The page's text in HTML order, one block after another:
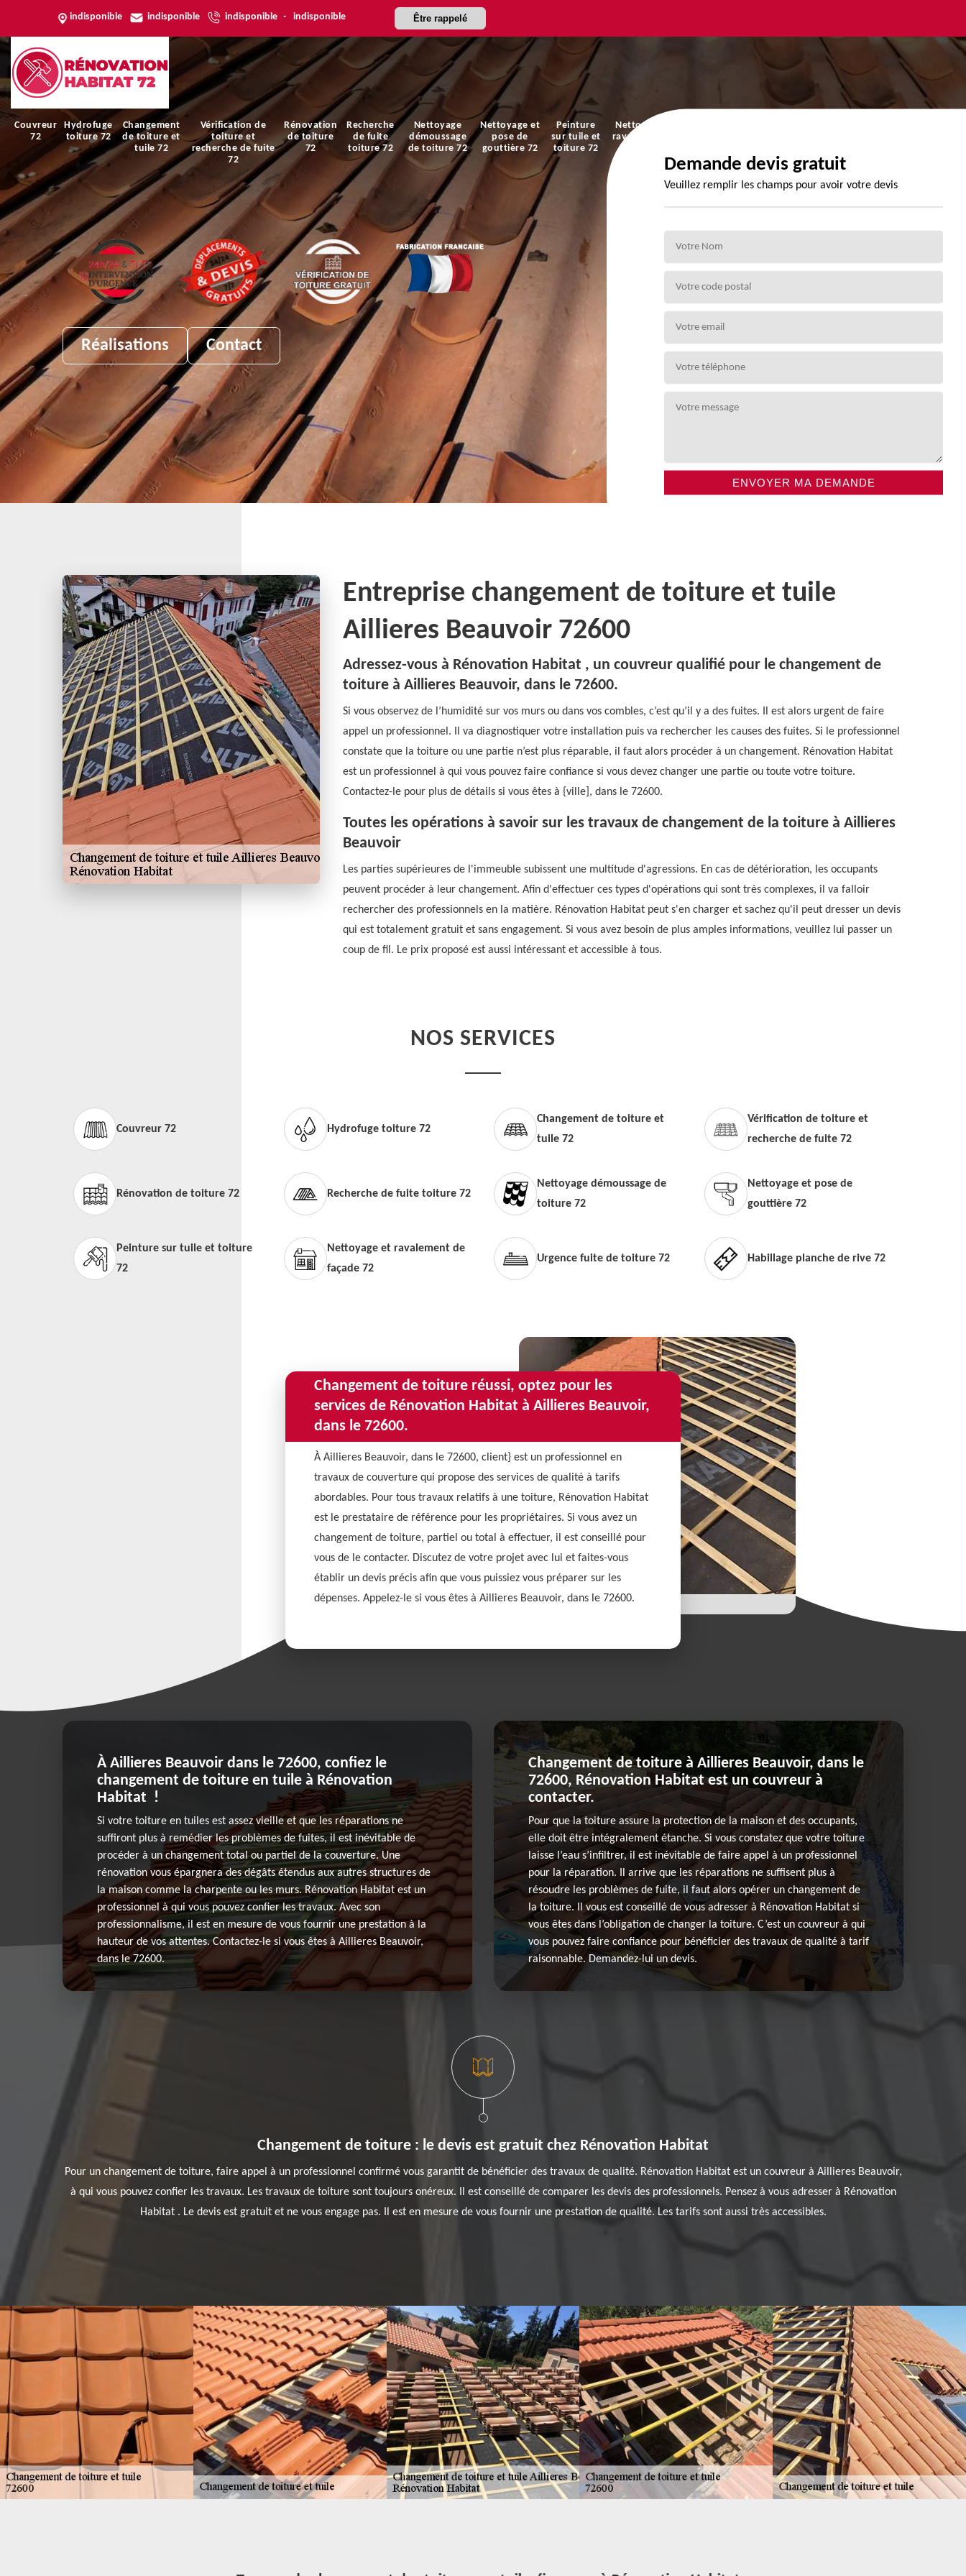
indisponible indisponible indisponible - indisponible Être rappelé
Couvreur
72
Hydrofuge
toiture 72
Changement
de toiture et
tuile 72
Vérification de
toiture et
recherche de fuite
72
Rénovation
de toiture
72
Recherche
de fuite
toiture 72
Nettoyage
démoussage
de toiture 72
Nettoyage et
pose de
gouttière 72
Peinture
sur tuile et
toiture 72
Nettoyage et
ravalement de
Réalisations Contact
Demande devis gratuit
Veuillez remplir les champs pour avoir votre devis
Entreprise changement de toiture et tuile
Aillieres Beauvoir 72600
Adressez-vous à Rénovation Habitat , un couvreur qualifié pour le changement de
toiture à Aillieres Beauvoir, dans le 72600.
Si vous observez de l’humidité sur vos murs ou dans vos combles, c’est qu’il y a des fuites. Il est alors urgent de faire
appel un professionnel. Il va diagnostiquer votre installation puis va rechercher les causes des fuites. Si le professionnel
constate que la toiture ou une partie n’est plus réparable, il faut alors procéder à un changement. Rénovation Habitat
est un professionnel à qui vous pouvez faire confiance si vous devez changer une partie ou toute votre toiture.
Contactez-le pour plus de détails si vous êtes à {ville], dans le 72600.
Toutes les opérations à savoir sur les travaux de changement de la toiture à Aillieres
Beauvoir
Les parties supérieures de l'immeuble subissent une multitude d'agressions. En cas de détérioration, les occupants
peuvent procéder à leur changement. Afin d'effectuer ces types d'opérations qui sont très complexes, il va falloir
rechercher des professionnels en la matière. Rénovation Habitat peut s'en charger et sachez qu'il peut dresser un devis
qui est totalement gratuit et sans engagement. Si vous avez besoin de plus amples informations, veuillez lui passer un
coup de fil. Le prix proposé est aussi intéressant et accessible à tous.
NOS SERVICES
Couvreur 72 Hydrofuge toiture 72
Changement de toiture et
tuile 72
Vérification de toiture et
recherche de fuite 72
Rénovation de toiture 72 Recherche de fuite toiture 72
Nettoyage démoussage de
toiture 72
Nettoyage et pose de
gouttière 72
Peinture sur tuile et toiture
72
Nettoyage et ravalement de
façade 72
Urgence fuite de toiture 72 Habillage planche de rive 72
Changement de toiture réussi, optez pour les
services de Rénovation Habitat à Aillieres Beauvoir,
dans le 72600.
À Aillieres Beauvoir, dans le 72600, client} est un professionnel en
travaux de couverture qui propose des services de qualité à tarifs
abordables. Pour tous travaux relatifs à une toiture, Rénovation Habitat
est le prestataire de référence pour les propriétaires. Si vous avez un
changement de toiture, partiel ou total à effectuer, il est conseillé pour
vous de le contacter. Discutez de votre projet avec lui et faites-vous
établir un devis précis afin que vous puissiez vous préparer sur les
dépenses. Appelez-le si vous êtes à Aillieres Beauvoir, dans le 72600.
À Aillieres Beauvoir dans le 72600, confiez le
changement de toiture en tuile à Rénovation
Habitat !
Si votre toiture en tuiles est assez vieille et que les réparations ne
suffiront plus à remédier les problèmes de fuites, il est inévitable de
procéder à un changement total ou partiel de la couverture. Une
rénovation vous épargnera des dégâts étendus aux autres structures de
la maison comme la charpente ou les murs. Rénovation Habitat est un
professionnel à qui vous pouvez confier les travaux. Avec son
professionnalisme, il est en mesure de vous fournir une prestation à la
hauteur de vos attentes. Contactez-le si vous êtes à Aillieres Beauvoir,
dans le 72600.
Changement de toiture à Aillieres Beauvoir, dans le
72600, Rénovation Habitat est un couvreur à
contacter.
Pour que la toiture assure la protection de la maison et des occupants,
elle doit être intégralement étanche. Si vous constatez que votre toiture
laisse l’eau s’infiltrer, il est inévitable de faire appel à un professionnel
pour la réparation. Il arrive que les réparations ne suffisent plus à
résoudre les problèmes de fuite, il faut alors opérer un changement de
la toiture. Il vous est conseillé de vous adresser à Rénovation Habitat si
vous êtes dans l’obligation de changer la toiture. C’est un couvreur à qui
vous pouvez faire confiance pour bénéficier des travaux de qualité à tarif
raisonnable. Demandez-lui un devis.
Changement de toiture : le devis est gratuit chez Rénovation Habitat
Pour un changement de toiture, faire appel à un professionnel confirmé vous garantit de bénéficier des travaux de qualité. Rénovation Habitat est un couvreur à Aillieres Beauvoir,
à qui vous pouvez confier les travaux. Les travaux de toiture sont toujours onéreux. Il est conseillé de comparer les devis des professionnels. Pensez à vous adresser à Rénovation
Habitat . Le devis est gratuit et ne vous engage pas. Il est en mesure de vous fournir une prestation de qualité. Les tarifs sont aussi très accessibles.